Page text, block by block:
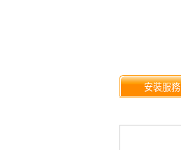
安裝服務